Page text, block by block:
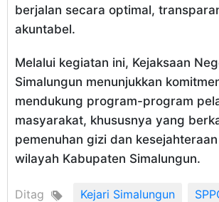
berjalan secara optimal,
akuntabel.
Melalui kegiatan ini, Kejaksaan
Simalungun menunjukkan
mendukung program-program
masyarakat, khususnya yang
pemenuhan gizi dan
wilayah Kabupaten Simalungun.
Ditag Kejari Simalungun